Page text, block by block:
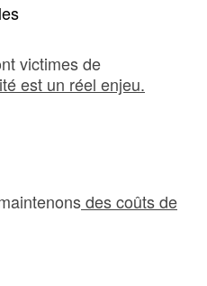
victimes de
est un réel enjeu.
des coûts de